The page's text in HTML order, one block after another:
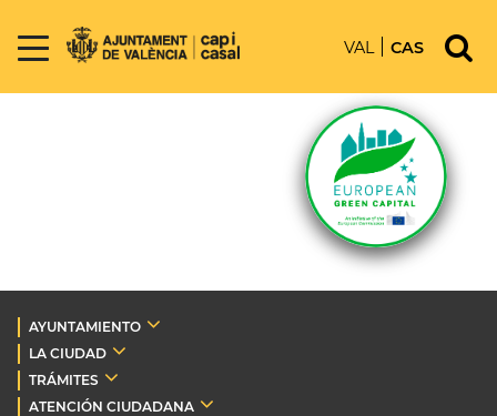
VAL CAS
AYUNTAMIENTO
LA CIUDAD
TRÁMITES
ATENCIÓN CIUDADANA